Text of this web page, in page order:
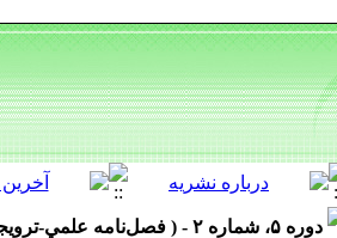
دوره ۵، شماره ۲ - ( فصل‌نامه علمي-ترويجي ايمني زيستي؛ دوره پنجم؛ شماره دوم ۱۳۹۱ )